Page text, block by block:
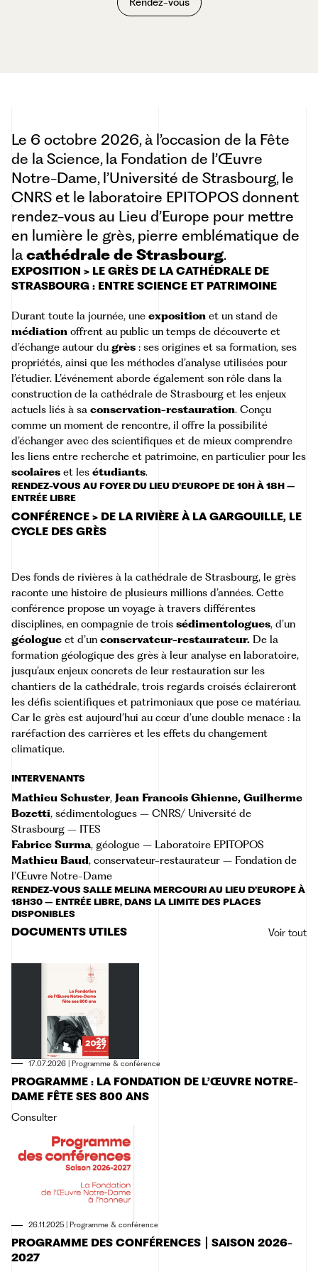
Le 6 octobre 2026, à l’occasion de la Fête
de la Science, la Fondation de l’Œuvre
Notre-Dame, l’Université de Strasbourg, le
CNRS et le laboratoire EPITOPOS donnent
rendez-vous au Lieu d’Europe pour mettre
en lumière le grès, pierre emblématique de
la cathédrale de Strasbourg.
EXPOSITION > LE GRÈS DE LA CATHÉDRALE DE
STRASBOURG : ENTRE SCIENCE ET PATRIMOINE
Durant toute la journée, une exposition et un stand de
médiation offrent au public un temps de découverte et
d’échange autour du grès : ses origines et sa formation, ses
propriétés, ainsi que les méthodes d’analyse utilisées pour
l’étudier. L’événement aborde également son rôle dans la
construction de la cathédrale de Strasbourg et les enjeux
actuels liés à sa conservation-restauration. Conçu
comme un moment de rencontre, il offre la possibilité
d’échanger avec des scientifiques et de mieux comprendre
les liens entre recherche et patrimoine, en particulier pour les
scolaires et les étudiants.
RENDEZ-VOUS AU FOYER DU LIEU D’EUROPE DE 10H À 18H –
ENTRÉE LIBRE
CONFÉRENCE > DE LA RIVIÈRE À LA GARGOUILLE, LE
CYCLE DES GRÈS
Des fonds de rivières à la cathédrale de Strasbourg, le grès
raconte une histoire de plusieurs millions d’années. Cette
conférence propose un voyage à travers différentes
disciplines, en compagnie de trois sédimentologues, d’un
géologue et d’un conservateur-restaurateur. De la
formation géologique des grès à leur analyse en laboratoire,
jusqu’aux enjeux concrets de leur restauration sur les
chantiers de la cathédrale, trois regards croisés éclaireront
les défis scientifiques et patrimoniaux que pose ce matériau.
Car le grès est aujourd’hui au cœur d’une double menace : la
raréfaction des carrières et les effets du changement
climatique.
INTERVENANTS
Mathieu Schuster, Jean Francois Ghienne, Guilherme
Bozetti, sédimentologues – CNRS/ Université de
Strasbourg – ITES
Fabrice Surma, géologue – Laboratoire EPITOPOS
Mathieu Baud, conservateur-restaurateur – Fondation de
l’Œuvre Notre-Dame
RENDEZ-VOUS SALLE MELINA MERCOURI AU LIEU D’EUROPE À
18H30 – ENTRÉE LIBRE, DANS LA LIMITE DES PLACES
DISPONIBLES
DOCUMENTS UTILES Voir tout
17.07.2026 | Programme & conférence
PROGRAMME : LA FONDATION DE L’ŒUVRE NOTRE-
DAME FÊTE SES 800 ANS
Consulter
26.11.2025 Programme & conférence
PROGRAMME DES CONFÉRENCES ⎮ SAISON 2026-
2027